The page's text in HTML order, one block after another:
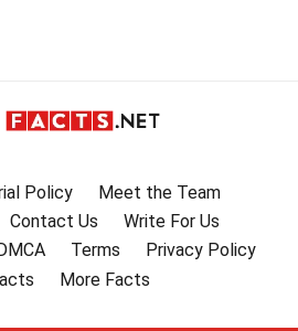
Policy
Meet the Team
Contact Us
Write For Us
DMCA Terms
Privacy Policy
More Facts